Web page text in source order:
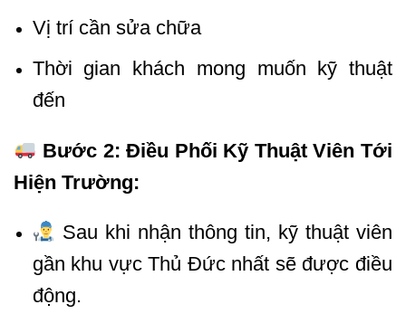
Vị trí cần sửa chữa
Thời gian khách mong muốn kỹ thuật
đến
Bước 2: Điều Phối Kỹ Thuật Viên Tới
Hiện Trường:
Sau khi nhận thông tin, kỹ thuật viên
gần khu vực Thủ Đức nhất sẽ được điều
động.